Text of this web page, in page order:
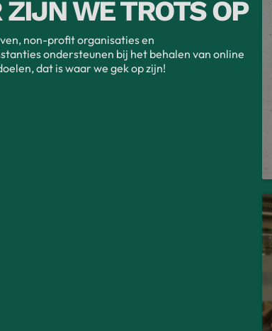
ZIJN WE TROTS OP
non-profit organisaties en
ondersteunen bij het behalen van online
dat is waar we gek op zijn!